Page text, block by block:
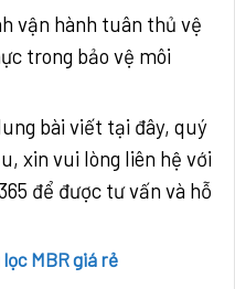
vận hành tuân thủ vệ
trong bảo vệ môi
bài viết tại đây, quý
xin vui lòng liên hệ với
để được tư vấn và hỗ
MBR giá rẻ